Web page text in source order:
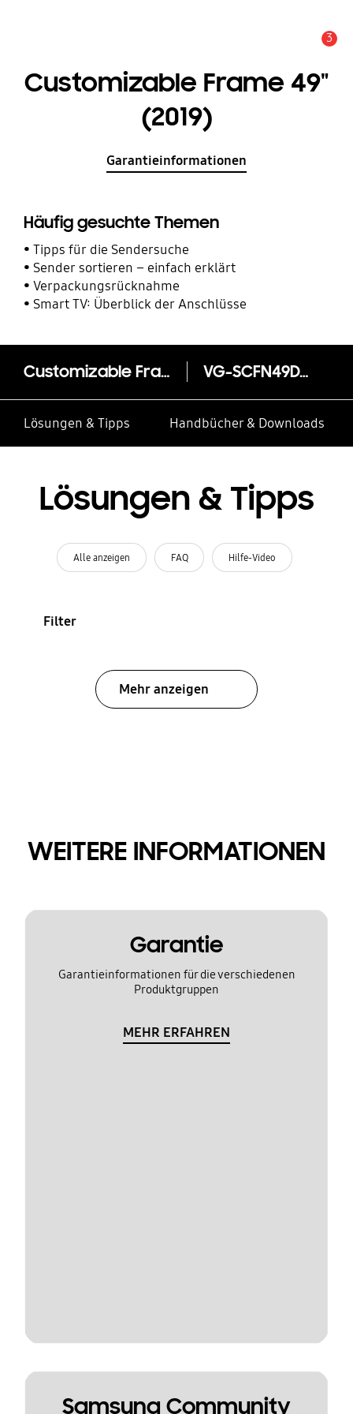
3
Customizable Frame 49"
(2019)
Garantieinformationen
Häufig gesuchte Themen
Tipps für die Sendersuche
Sender sortieren – einfach erklärt
Verpackungsrücknahme
Smart TV: Überblick der Anschlüsse
Customizable Frame 49" (2019) VG-SCFN49DW
Lösungen & Tipps Handbücher & Downloads
Lösungen & Tipps
Alle anzeigen FAQ Hilfe-Video
Filter
Mehr anzeigen
WEITERE INFORMATIONEN
Garantie
Garantieinformationen für die verschiedenen
Produktgruppen
MEHR ERFAHREN
Samsung Community